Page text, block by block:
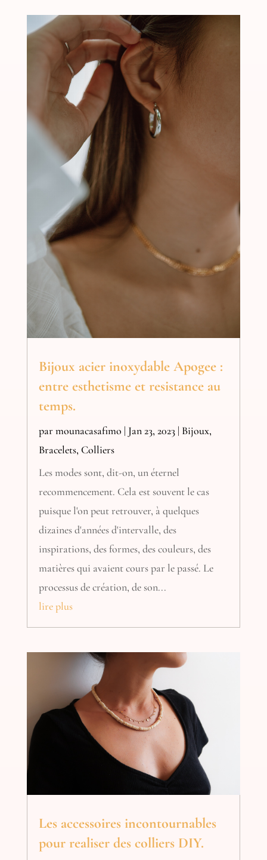
Bijoux acier inoxydable Apogee :
entre esthetisme et resistance au
temps.
parmounacasafimo | Jan 23, 2023| Bijoux,
Bracelets, Colliers
Les modes sont, dit-on, un éternel
recommencement. Cela est souvent le cas
puisque l'on peut retrouver, à quelques
dizaines d'années d'intervalle, des
inspirations, des formes, des couleurs, des
matières qui avaient cours par le passé. Le
processus de création, de son...
lire plus
Les accessoires incontournables
pour realiser des colliers DIY.